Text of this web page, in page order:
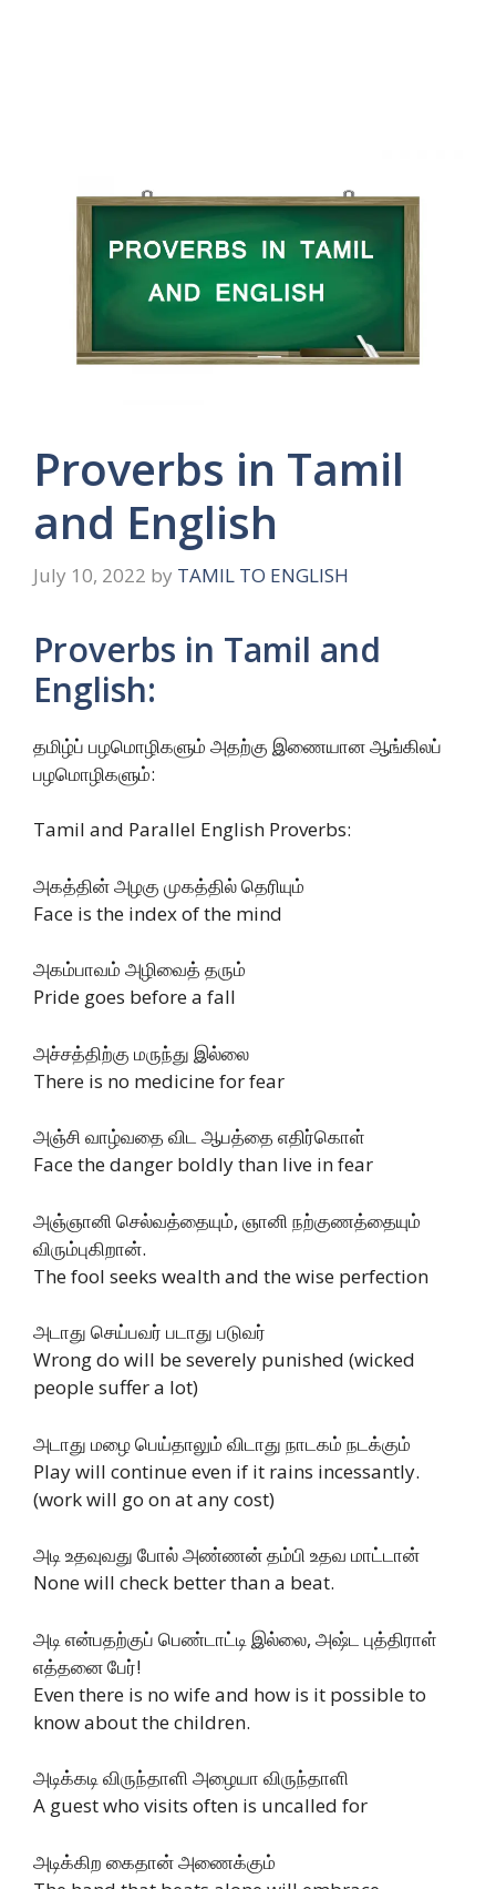
Proverbs in Tamil
and English
July 10, 2022 by TAMIL TO ENGLISH
Proverbs in Tamil and
English:
தமிழ்ப் பழமொழிகளும் அதற்கு இணையான ஆங்கிலப்
பழமொழிகளும்:
Tamil and Parallel English Proverbs:
அகத்தின் அழகு முகத்தில் தெரியும்
Face is the index of the mind
அகம்பாவம் அழிவைத் தரும்
Pride goes before a fall
அச்சத்திற்கு மருந்து இல்லை
There is no medicine for fear
அஞ்சி வாழ்வதை விட ஆபத்தை எதிர்கொள்
Face the danger boldly than live in fear
அஞ்ஞானி செல்வத்தையும், ஞானி நற்குணத்தையும்
விரும்புகிறான்.
The fool seeks wealth and the wise perfection
அடாது செய்பவர் படாது படுவர்
Wrong do will be severely punished (wicked
people suffer a lot)
அடாது மழை பெய்தாலும் விடாது நாடகம் நடக்கும்
Play will continue even if it rains incessantly.
(work will go on at any cost)
அடி உதவுவது போல் அண்ணன் தம்பி உதவ மாட்டான்
None will check better than a beat.
அடி என்பதற்குப் பெண்டாட்டி இல்லை, அஷ்ட புத்திராள்
எத்தனை பேர்!
Even there is no wife and how is it possible to
know about the children.
அடிக்கடி விருந்தாளி அழையா விருந்தாளி
A guest who visits often is uncalled for
அடிக்கிற கைதான் அணைக்கும்